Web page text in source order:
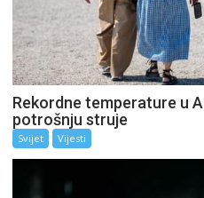
Rekordne temperature u
potrošnju struje
Svijet Vijesti